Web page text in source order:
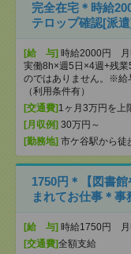
完全在宅＊時給
テロップ確認[派
[給 与] 時給2000円 月
実働8h×週5日×4週+残
のではありません。※給
（利用条件有）
[交通費] 1ヶ月3万円を上
[月収例] 30万円～
[勤務地] 市ケ谷駅から徒
1750円＊【図書
まれてお仕事＊事
[給 与] 時給1750円 月
[交通費]全額支給